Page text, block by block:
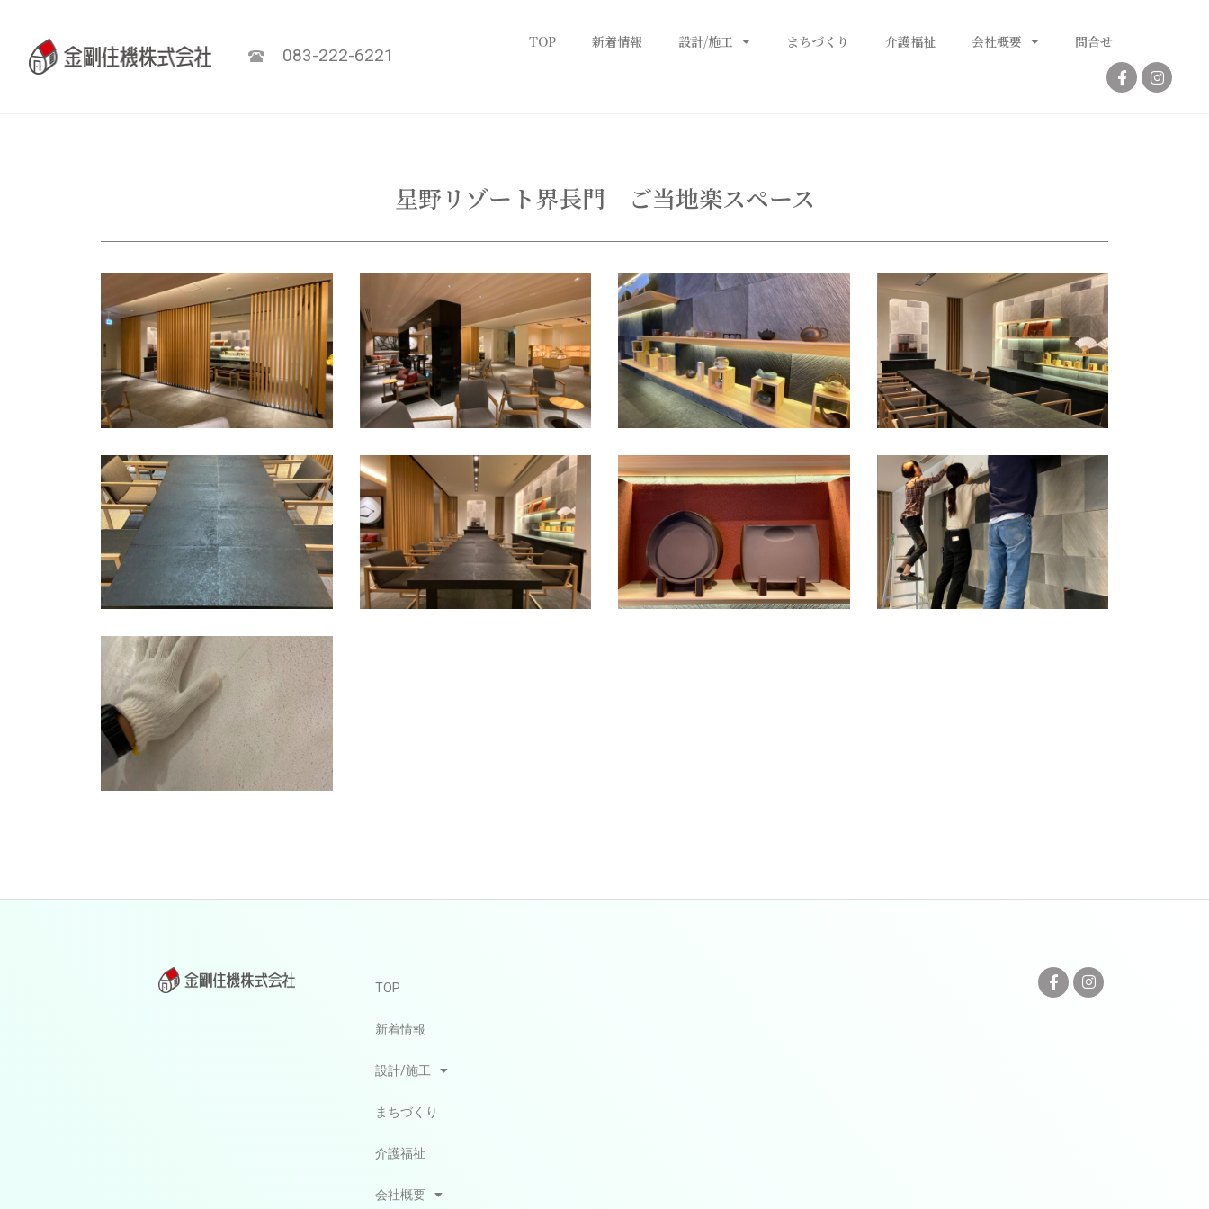
083-222-6221
TOP 新着情報 設計/施工 まちづくり 介護福祉 会社概要 問合せ
星野リゾート界長門 ご当地楽スペース
TOP
新着情報
設計/施工
まちづくり
介護福祉
会社概要